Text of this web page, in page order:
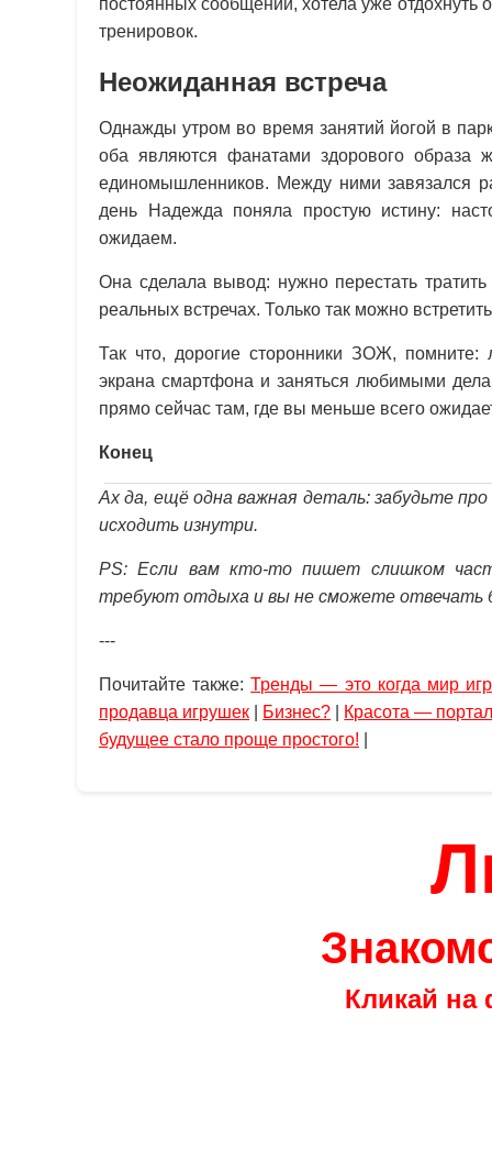
постоянных сообщений, хотела уже отдохнуть
тренировок.
Неожиданная встреча
Однажды утром во время занятий йогой в
оба являются фанатами здорового образа
единомышленников. Между ними завязался
день Надежда поняла простую истину:
ожидаем.
Она сделала вывод: нужно перестать
реальных встречах. Только так можно
Так что, дорогие сторонники ЗОЖ,
экрана смартфона и заняться любимыми
прямо сейчас там, где вы меньше всего
Конец
Ах да, ещё одна важная деталь: забудьте
исходить изнутри.
PS: Если вам кто-то пишет слишком
требуют отдыха и вы не сможете отвечать
---
Почитайте также:Тренды — это когда мир
продавца игрушек
Бизнес?
Красота —
будущее стало проще простого!
Кликай на